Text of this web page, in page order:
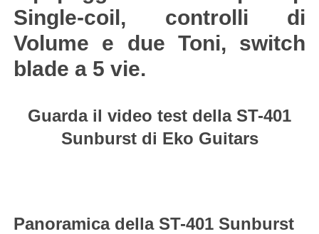
Single-coil, controlli di
Volume e due Toni, switch
blade a 5 vie.
Guarda il video test della ST-401
Sunburst di Eko Guitars
Panoramica della ST-401 Sunburst